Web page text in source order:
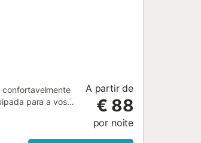
confortavelmente
para a vossa
mais prática. A
quem aprecia
A partir de
€ 88
por noite